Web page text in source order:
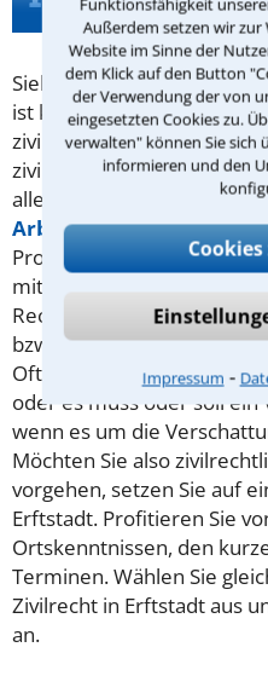
Außerdem setzen wir
Website im Sinne der
dem Klick auf den Button
der Verwendung der von
eingesetzten Cookies zu.
verwalten" können Sie sich
informieren und den
Impressum ⁃
Zivilrecht in
Sieht man sich in einer
ist keine Straftat im Spiel,
zivilrechtlich dagegen
zivilrechtliche Klagen
aller Arten von Verträgen (
Arbeitsvertrag,
Probleme mit einer Reise
mit dem Nachbar - Im
Rechtsstreitigkeiten, die
bzw. einer
Oftmals sind die örtlichen
oder es muss oder soll
wenn es um die
Möchten Sie also
vorgehen, setzen Sie auf
Erftstadt. Profitieren Sie
Ortskenntnissen, den
Terminen. Wählen Sie
Zivilrecht in Erftstadt aus
an.